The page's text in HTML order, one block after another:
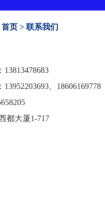
首页 > 联系我们
13813478683
、18606169778
都大厦1-717